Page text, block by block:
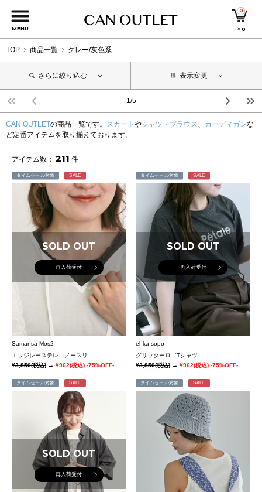
MENU
0
￥0
TOP 商品一覧 グレー/灰色系
さらに絞り込む 表示変更
1/5
CAN OUTLETの商品一覧です。 スカート やシャツ・ブラウス、 カーディガンな
ど定番アイテムを取り揃えております。
アイテム数： 211 件
タイムセール対象 SALE
SOLD OUT
再入荷受付
Samansa Mos2
エッジレーステレコノースリ
¥3,850(税込) → ¥962(税込) -75%OFF-
タイムセール対象 SALE
SOLD OUT
再入荷受付
ehka sopo
グリッターロゴTシャツ
¥3,850(税込)→¥962(税込) -75%OFF-
タイムセール対象 SALE
SOLD OUT
再入荷受付
タイムセール対象 SALE